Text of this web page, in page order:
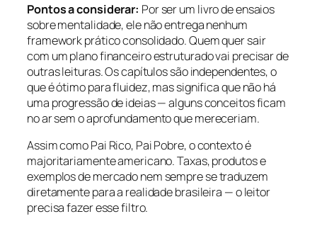
Pontos a considerar: Por ser um livro de ensaios
sobre mentalidade, ele não entrega nenhum
framework prático consolidado. Quem quer sair
com um plano financeiro estruturado vai precisar de
outras leituras. Os capítulos são independentes, o
que é ótimo para fluidez, mas significa que não há
uma progressão de ideias — alguns conceitos ficam
no ar sem o aprofundamento que mereceriam.
Assim como Pai Rico, Pai Pobre, o contexto é
majoritariamente americano. Taxas, produtos e
exemplos de mercado nem sempre se traduzem
diretamente para a realidade brasileira — o leitor
precisa fazer esse filtro.